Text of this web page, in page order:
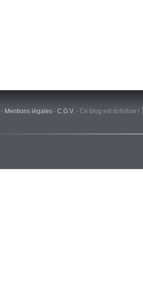
- Mentions légales - C.G.V. - Ce blog est dofollow !